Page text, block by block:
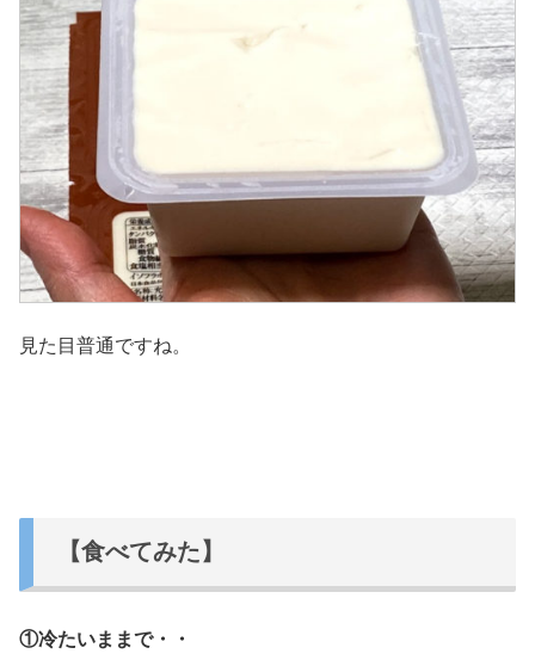
見た目普通ですね。
【食べてみた】
①冷たいままで・・